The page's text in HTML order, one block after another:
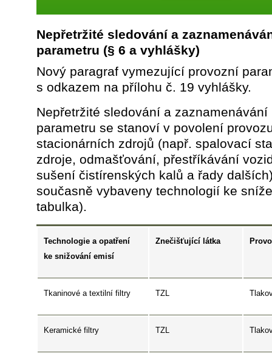
Nepřetržité sledování a
parametru (§ 6 a vyhlášky)
Nový paragraf vymezující provozní
s odkazem na přílohu č. 19 vyhlášky.
Nepřetržité sledování a
parametru se stanoví v povolení
stacionárních zdrojů (např. spalovací
zdroje, odmašťování, přestříkávání
sušení čistírenských kalů a řady
současně vybaveny technologií ke
tabulka).
Technologie a opatření
ke snižování emisí
Znečišťující látka
Tkaninové a textilní filtry TZL
Keramické filtry TZL